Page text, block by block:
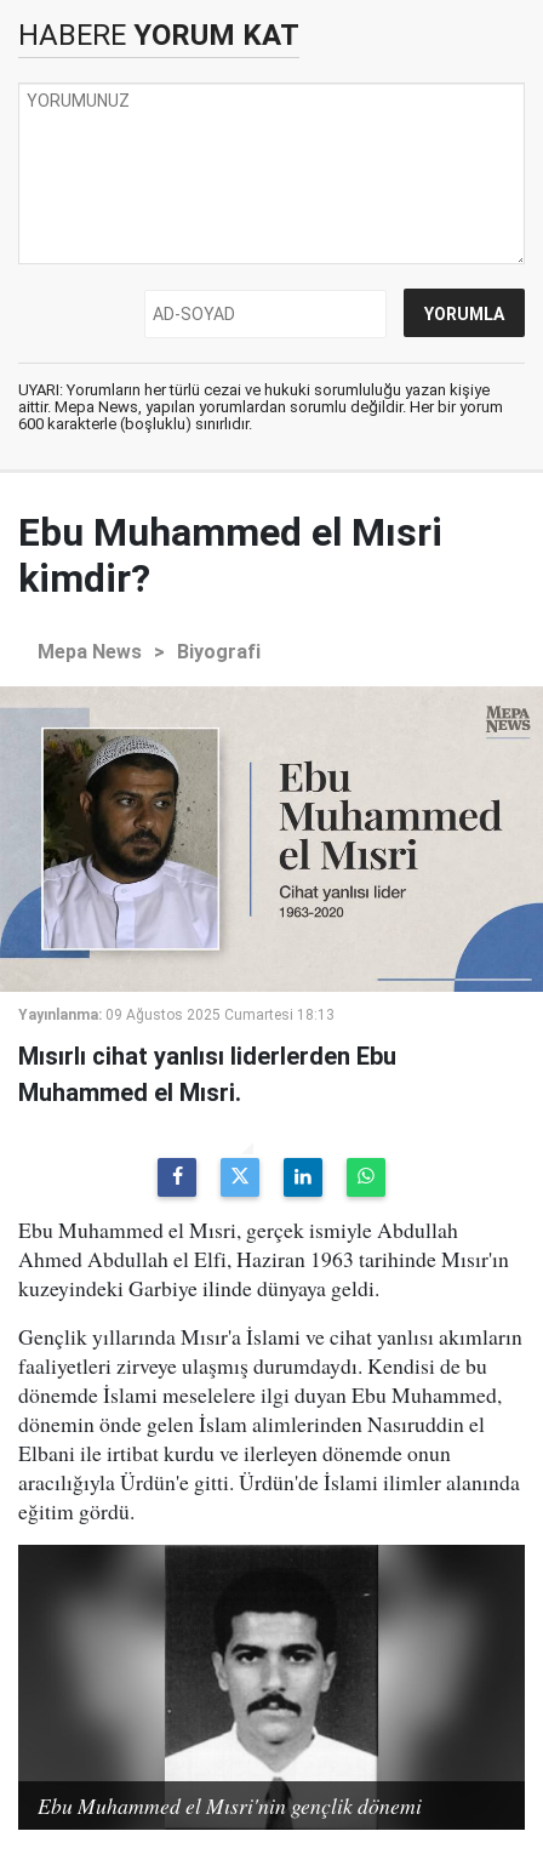
HABERE YORUM KAT
UYARI: Yorumların her türlü cezai ve hukuki sorumluluğu yazan kişiye
aittir. Mepa News, yapılan yorumlardan sorumlu değildir. Her bir yorum
600 karakterle (boşluklu) sınırlıdır.
Ebu Muhammed el Mısri
kimdir?
Mepa News > Biyografi
Yayınlanma: 09 Ağustos 2025 Cumartesi 18:13
Mısırlı cihat yanlısı liderlerden Ebu
Muhammed el Mısri.
Ebu Muhammed el Mısri, gerçek ismiyle Abdullah
Ahmed Abdullah el Elfi, Haziran 1963 tarihinde Mısır'ın
kuzeyindeki Garbiye ilinde dünyaya geldi.
Gençlik yıllarında Mısır'a İslami ve cihat yanlısı akımların
faaliyetleri zirveye ulaşmış durumdaydı. Kendisi de bu
dönemde İslami meselelere ilgi duyan Ebu Muhammed,
dönemin önde gelen İslam alimlerinden Nasıruddin el
Elbani ile irtibat kurdu ve ilerleyen dönemde onun
aracılığıyla Ürdün'e gitti. Ürdün'de İslami ilimler alanında
eğitim gördü.
Ebu Muhammed el Mısri'nin gençlik dönemi